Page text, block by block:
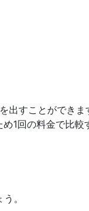
すことができま
1回の料金で比
。